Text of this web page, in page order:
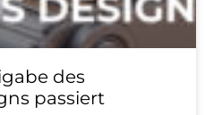
des
passiert